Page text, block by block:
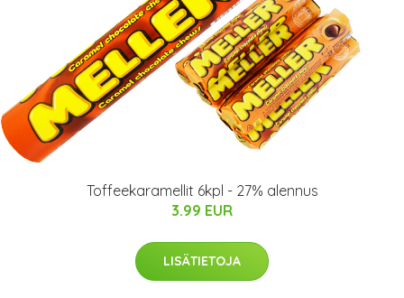
Toffeekaramellit 6kpl - 27% alennus
3.99 EUR
LISÄTIETOJA